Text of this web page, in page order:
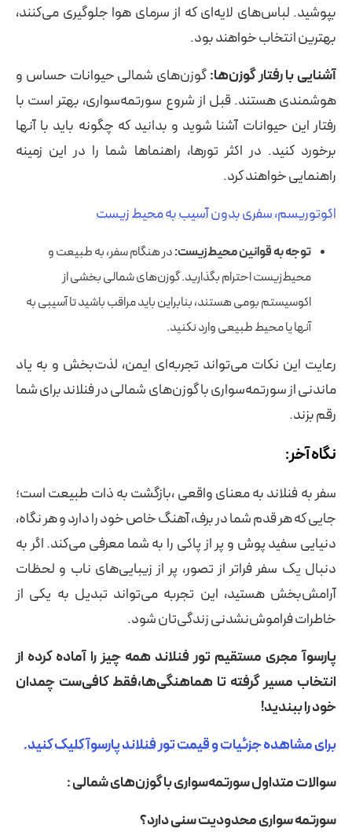
بپوشید. لباس‌های لایه‌ای که از سرمای هوا جلوگیری می‌کنند،
بهترین انتخاب خواهند بود.
آشنایی با رفتار گوزن‌ها:گوزن‌های شمالی حیوانات حساس و
هوشمندی هستند. قبل از شروع سورتمه‌سواری، بهتر است با
رفتار این حیوانات آشنا شوید و بدانید که چگونه باید با آنها
برخورد کنید. در اکثر تورها، راهنماها شما را در این زمینه
راهنمایی خواهند کرد.
اکوتوریسم، سفری بدون آسیب به محیط زیست
توجه به قوانین محیط‌زیست:در هنگام سفر، به طبیعت و
محیط‌زیست احترام بگذارید. گوزن‌های شمالی بخشی از
اکوسیستم بومی هستند، بنابراین باید مراقب باشید تا آسیبی به
آنها یا محیط طبیعی وارد نکنید.
رعایت این نکات می‌تواند تجربه‌ای ایمن، لذت‌بخش و به یاد
ماندنی از سورتمه‌سواری با گوزن‌های شمالی در فنلاند برای شما
رقم بزند.
نگاه آخر:
سفر به فنلاند به معنای واقعی ،بازگشت به ذات طبیعت است؛
جایی که هر قدم شما در برف، آهنگ خاص خود را دارد و هر نگاه،
دنیایی سفید پوش و پر از پاکی را به شما معرفی می‌کند. اگر به
دنبال یک سفر فراتر از تصور، پر از زیبایی‌های ناب و لحظات
آرامش‌بخش هستید، این تجربه می‌تواند تبدیل به یکی از
خاطرات فراموش‌نشدنی زندگی‌تان شود.
پارسوآ مجری مستقیم تور فنلاند همه چیز را آماده کرده از
انتخاب مسیر گرفته تا هماهنگی‌ها،فقط کافی‌ست چمدان
خود را ببندید!
برای مشاهده جزئیات و قیمت تور فنلاند پارسوآ کلیک کنید.
سوالات متداول سورتمه‌سواری با گوزن‌های شمالی :
سورتمه‌ سواری محدودیت سنی دارد؟